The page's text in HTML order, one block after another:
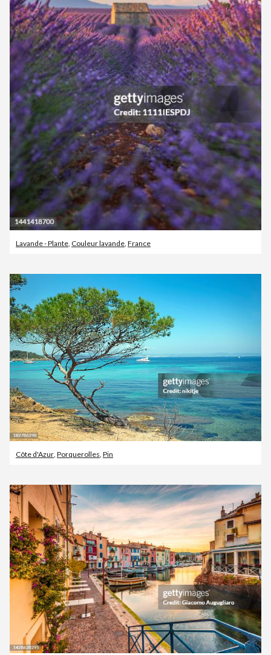
Lavande - Plante, Couleur lavande, France
Côte d'Azur, Porquerolles, Pin